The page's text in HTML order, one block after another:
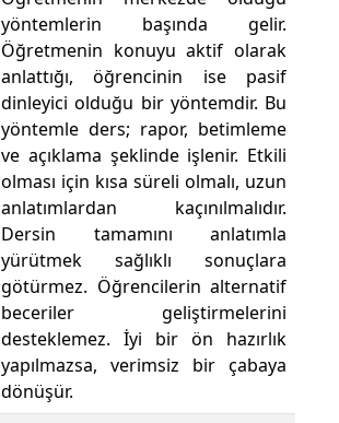
yöntemlerin başında gelir.
Öğretmenin konuyu aktif olarak
anlattığı, öğrencinin ise pasif
dinleyici olduğu bir yöntemdir. Bu
yöntemle ders; rapor, betimleme
ve açıklama şeklinde işlenir. Etkili
olması için kısa süreli olmalı, uzun
anlatımlardan kaçınılmalıdır.
Dersin tamamını anlatımla
yürütmek sağlıklı sonuçlara
götürmez. Öğrencilerin alternatif
beceriler geliştirmelerini
desteklemez. İyi bir ön hazırlık
yapılmazsa, verimsiz bir çabaya
dönüşür.